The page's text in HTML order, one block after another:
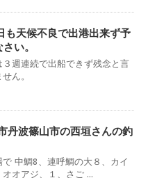
も天候不良で出港出来ず予
い。
週連続で出船できず残念と言
ん。
丹波篠山市の西垣さんの釣
中鯛8、連呼鯛の大８、カイ
オアジ、１、さご ...